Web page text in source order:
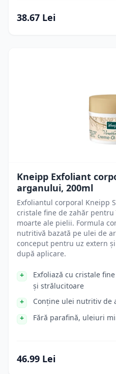
38.67 Lei
Kneipp Exfoliant
arganului, 200ml
Exfoliantul corporal Kneipp
cristale fine de zahăr
moarte ale pielii. Formula
nutritivă bazată pe ulei de
conceput pentru uz extern
după aplicare.
Exfoliază cu cristale
și strălucitoare
Conține ulei nutritiv de
Fără parafină, uleiuri
46.99 Lei